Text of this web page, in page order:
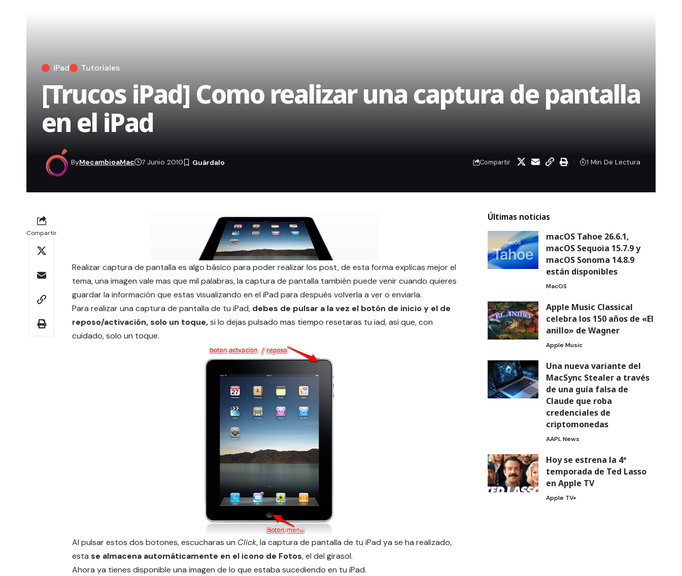
iPad Tutoriales
[Trucos iPad] Como realizar una captura de pantalla
en el iPad
ByMecambioaMac 7 Junio 2010 Compartir 1 Min De Lectura
Compartir
Realizar captura de pantalla es algo básico para poder realizar los post, de esta forma explicas mejor el
tema, una imagen vale mas que mil palabras, la captura de pantalla también puede venir cuando quieres
guardar la información que estas visualizando en el iPad para después volverla a ver o enviarla.
Para realizar una captura de pantalla de tu iPad, debes de pulsar a la vez el botón de inicio y el de
reposo/activación, solo un toque,si lo dejas pulsado mas tiempo resetaras tu iad, asi que, con
cuidado, solo un toque.
Al pulsar estos dos botones, escucharas un Click, la captura de pantalla de tu iPad ya se ha realizado,
esta se almacena automáticamente en el icono de Fotos, el del girasol.
Ahora ya tienes disponible una imagen de lo que estaba sucediendo en tu iPad.
Últimas noticias
macOS Tahoe 26.6.1,
macOS Sequoia 15.7.9 y
macOS Sonoma 14.8.9
están disponibles
MacOS
Apple Music Classical
celebra los 150 años de «El
anillo» de Wagner
Apple Music
Una nueva variante del
MacSync Stealer a través
de una guía falsa de
Claude que roba
credenciales de
criptomonedas
AAPL News
Hoy se estrena la 4ª
temporada de Ted Lasso
en Apple TV
Apple TV+